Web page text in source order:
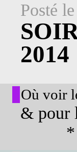
Posté le
2014
Où voir
& pour
*